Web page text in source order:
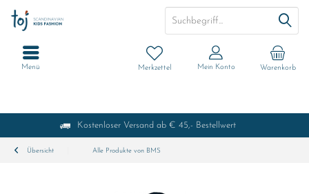
Kostenloser Versand ab € 45,- Bestellwert
Warenkorb
Merkzettel Mein Konto
Menü
Übersicht Alle Produkte von BMS